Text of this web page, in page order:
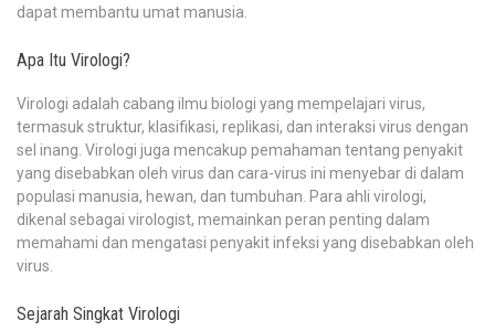
dapat membantu umat manusia.
Apa Itu Virologi?
Virologi adalah cabang ilmu biologi yang mempelajari virus,
termasuk struktur, klasifikasi, replikasi, dan interaksi virus dengan
sel inang. Virologi juga mencakup pemahaman tentang penyakit
yang disebabkan oleh virus dan cara-virus ini menyebar di dalam
populasi manusia, hewan, dan tumbuhan. Para ahli virologi,
dikenal sebagai virologist, memainkan peran penting dalam
memahami dan mengatasi penyakit infeksi yang disebabkan oleh
virus.
Sejarah Singkat Virologi